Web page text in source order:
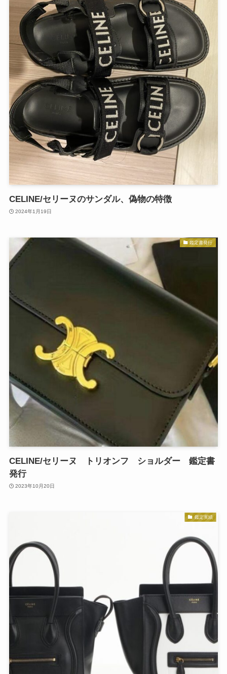
CELINE/セリーヌのサンダル、偽物の特徴
2024年1月19日
鑑定書発行
CELINE/セリーヌ トリオンフ ショルダー 鑑定書
発行
2023年10月20日
鑑定実績